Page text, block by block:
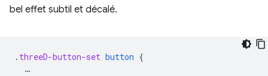
bel effet subtil et décalé.
. threeD-button-set button {
…